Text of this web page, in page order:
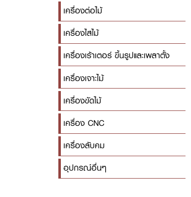
เครื่องต่อไม้
เครื่องไสไม้
เครื่องเร้าเตอร์ ขึ้นรูปและเพลาตั้ง
เครื่องเจาะไม้
เครื่องขัดไม้
เครื่อง CNC
เครื่องลับคม
อุปกรณ์อื่นๆ